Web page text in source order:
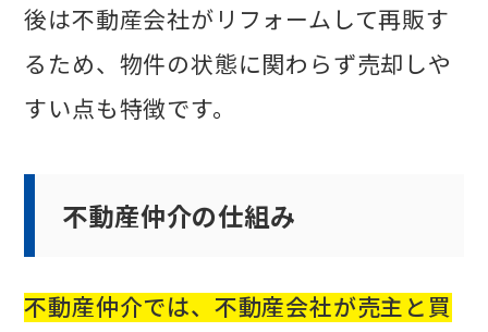
後は不動産会社がリフォームして再販す
るため、物件の状態に関わらず売却しや
すい点も特徴です。
不動産仲介の仕組み
不動産仲介では、不動産会社が売主と買